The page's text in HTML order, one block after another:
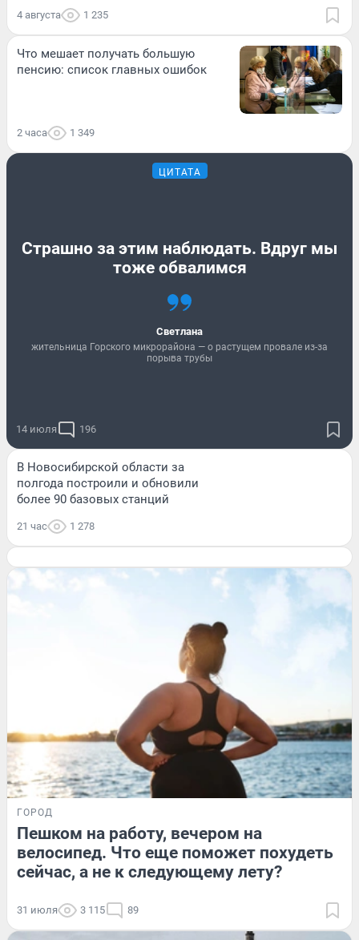
4 августа 1 235
Что мешает получать большую
пенсию: список главных ошибок
2 часа 1 349
ЦИТАТА
Страшно за этим наблюдать. Вдруг мы
тоже обвалимся
Светлана
жительница Горского микрорайона — о растущем провале из-за
порыва трубы
14 июля 196
В Новосибирской области за
полгода построили и обновили
более 90 базовых станций
21 час 1 278
ГОРОД
Пешком на работу, вечером на
велосипед. Что еще поможет похудеть
сейчас, а не к следующему лету?
31 июля 3 115 89